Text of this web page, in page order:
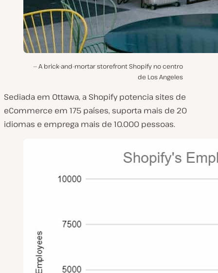
A brick-and-mortar storefront Shopify no centro
de Los Angeles
Sediada em Ottawa, a Shopify potencia sites de
eCommerce em 175 países, suporta mais de 20
idiomas e emprega mais de 10.000 pessoas.